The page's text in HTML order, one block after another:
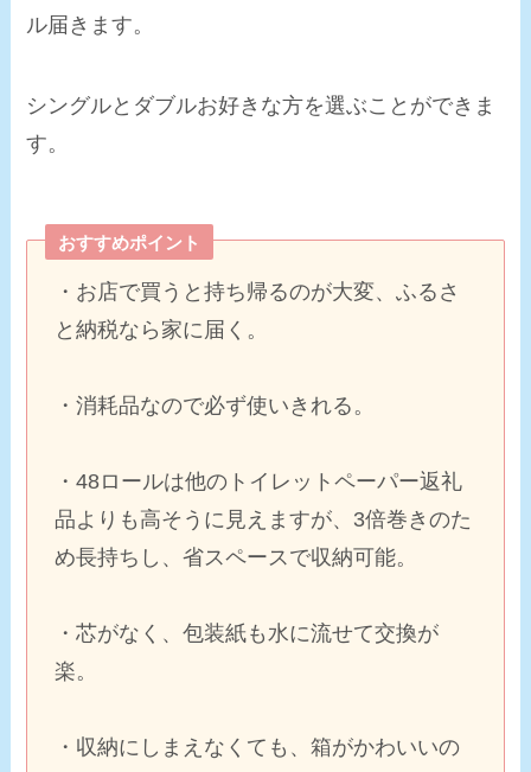
ル届きます。
シングルとダブルお好きな方を選ぶことができま
す。
おすすめポイント
・お店で買うと持ち帰るのが大変、ふるさ
と納税なら 家に届く 。
・消耗品なので必ず使いきれる。
・48ロールは他のトイレットペーパー返礼
品よりも高そうに見えますが、 3倍巻き のた
め長持ちし、省スペースで収納可能。
・芯がなく、包装紙も水に流せて交換が
楽。
・収納にしまえなくても、 箱がかわいいの